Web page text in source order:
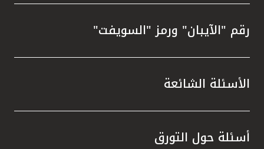
رقم "الآيبان" ورمز "السويفت"
الأسئلة الشائعة
أسئلة حول التورق